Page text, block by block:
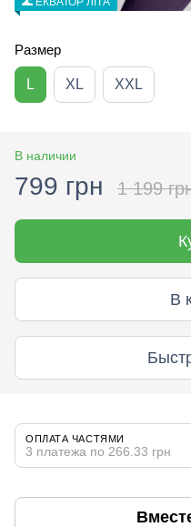
Размер
L XL XXL
В наличии
799 грн 1 199
В
ОПЛАТА ЧАСТЯМИ
3 платежа по 266.33 грн